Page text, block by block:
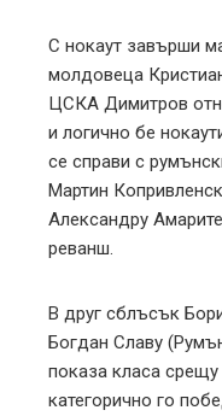
С нокаут завърши
молдовеца
ЦСКА Димитров
и логично бе
се справи с
Мартин
Александру
реванш.
В друг сблъсък
Богдан Славу
показа класа
категорично го